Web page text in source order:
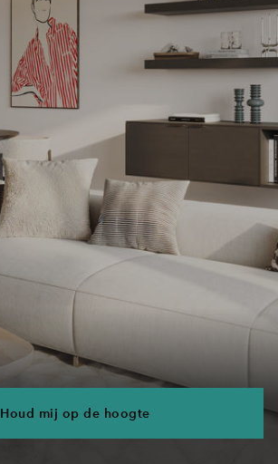
Houd mij op de hoogte